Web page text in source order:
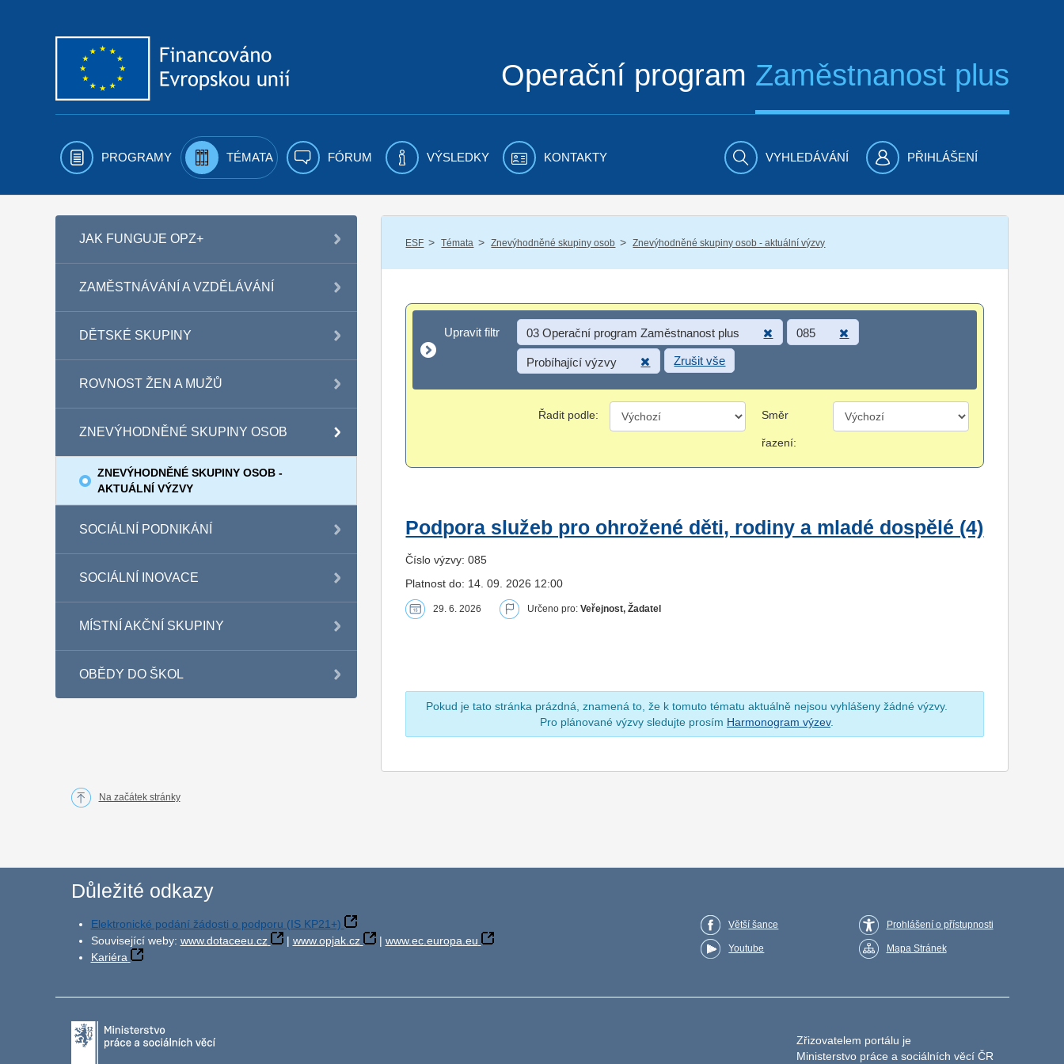
Operační program Zaměstnanost plus
PROGRAMY TÉMATA FÓRUM VÝSLEDKY KONTAKTY VYHLEDÁVÁNÍ PŘIHLÁŠENÍ
JAK FUNGUJE OPZ+
ZAMĚSTNÁVÁNÍ A VZDĚLÁVÁNÍ
DĚTSKÉ SKUPINY
ROVNOST ŽEN A MUŽŮ
ZNEVÝHODNĚNÉ SKUPINY OSOB
ZNEVÝHODNĚNÉ SKUPINY OSOB -
AKTUÁLNÍ VÝZVY
SOCIÁLNÍ PODNIKÁNÍ
SOCIÁLNÍ INOVACE
MÍSTNÍ AKČNÍ SKUPINY
OBĚDY DO ŠKOL
ESF / Témata / Znevýhodněné skupiny osob / Znevýhodněné skupiny osob - aktuální výzvy
Upravit filtr
Upravit filtr 03 Operační program Zaměstnanost plus 085
Probíhající výzvy Zrušit vše
Řadit podle: Směr
řazení:
Podpora služeb pro ohrožené děti, rodiny a mladé dospělé (4)
Číslo výzvy: 085
Platnost do: 14. 09. 2026 12:00
29. 6. 2026 Určeno pro:Veřejnost, Žadatel
Pokud je tato stránka prázdná, znamená to, že k tomuto tématu aktuálně nejsou vyhlášeny žádné výzvy.
Pro plánované výzvy sledujte prosím Harmonogram výzev.
Na začátek stránky
Důležité odkazy
Elektronické podání žádosti o podporu (IS KP21+)
Související weby: www.dotaceeu.cz | www.opjak.cz | www.ec.europa.eu
Kariéra
Větší šance
Youtube
Prohlášení o přístupnosti
Mapa Stránek
Zřizovatelem portálu je
Ministerstvo práce a sociálních věcí ČR